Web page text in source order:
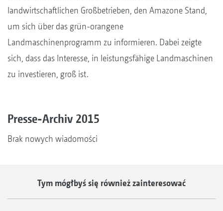
landwirtschaftlichen Großbetrieben, den Amazone Stand,
um sich über das grün-orangene
Landmaschinenprogramm zu informieren. Dabei zeigte
sich, dass das Interesse, in leistungsfähige Landmaschinen
zu investieren, groß ist.
Presse-Archiv 2015
Brak nowych wiadomości
Tym mógłbyś się również zainteresować